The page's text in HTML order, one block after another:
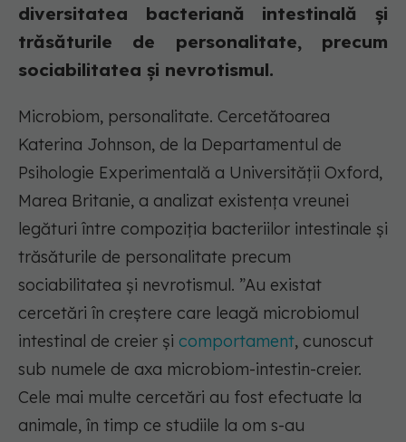
diversitatea bacteriană intestinală și
trăsăturile de personalitate, precum
sociabilitatea și nevrotismul.
Microbiom, personalitate. Cercetătoarea
Katerina Johnson, de la Departamentul de
Psihologie Experimentală a Universității Oxford,
Marea Britanie, a analizat existența vreunei
legături între compoziția bacteriilor intestinale și
trăsăturile de personalitate precum
sociabilitatea și nevrotismul. ”Au existat
cercetări în creștere care leagă microbiomul
intestinal de creier și comportament, cunoscut
sub numele de axa microbiom-intestin-creier.
Cele mai multe cercetări au fost efectuate la
animale, în timp ce studiile la om s-au